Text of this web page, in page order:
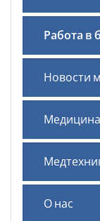
Работа в
Новости
О нас